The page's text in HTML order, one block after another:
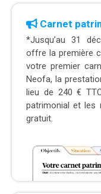
Carnet
*Jusqu’au 31
offre la première
votre premier
Neofa, la
lieu de 240 €
patrimonial et les
gratuit.